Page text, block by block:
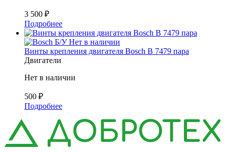
3 500 ₽
Подробнее
Б/У Нет в наличии
Винты крепления двигателя Bosch B 7479 пара
Двигатели
Нет в наличии
500 ₽
Подробнее